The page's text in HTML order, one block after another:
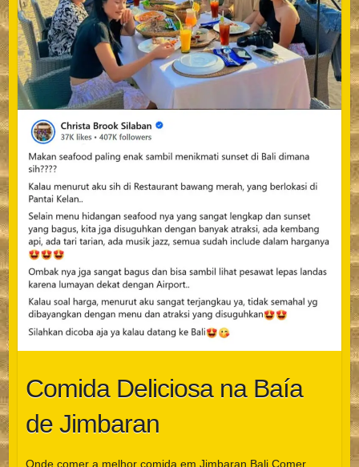
Comida Deliciosa na Baía
de Jimbaran
Onde comer a melhor comida em Jimbaran Bali Comer